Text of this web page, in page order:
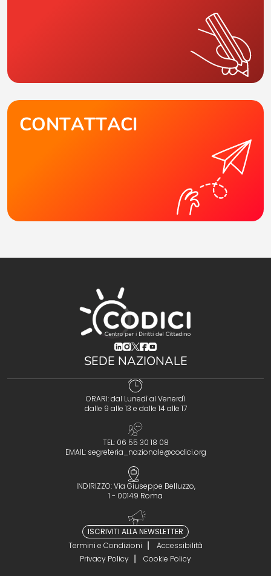
CONTATTACI
(opens in a new tab)
(opens in a new tab)
(opens in a new tab)
(opens in a new tab)
(opens in a new tab)
SEDE NAZIONALE
ORARI: dal Lunedì al Venerdì
dalle 9 alle 13 e dalle 14 alle 17
TEL: 06 55 30 18 08
EMAIL: segreteria_nazionale@codici.org
INDIRIZZO: Via Giuseppe Belluzzo,
1 - 00149 Roma
ISCRIVITI ALLA NEWSLETTER
Termini e Condizioni
Accessibilità
Privacy Policy
Cookie Policy